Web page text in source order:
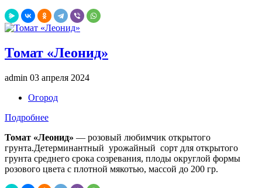
Томат «Леонид»
admin 03 апреля 2024
Огород
Подробнее
Томат «Леонид» — розовый любимчик открытого
грунта.Детерминантный урожайный сорт для открытого
грунта среднего срока созревания, плоды округлой формы
розового цвета с плотной мякотью, массой до 200 гр.